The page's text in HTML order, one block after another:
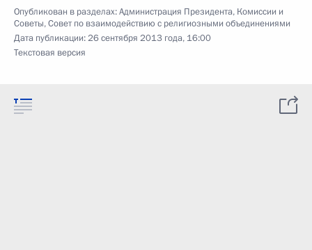
Опубликован в разделах:Администрация Президента, Комиссии и
Советы,Совет по взаимодействию с религиозными объединениями
Дата публикации:26 сентября 2013 года, 16:00
Текстовая версия